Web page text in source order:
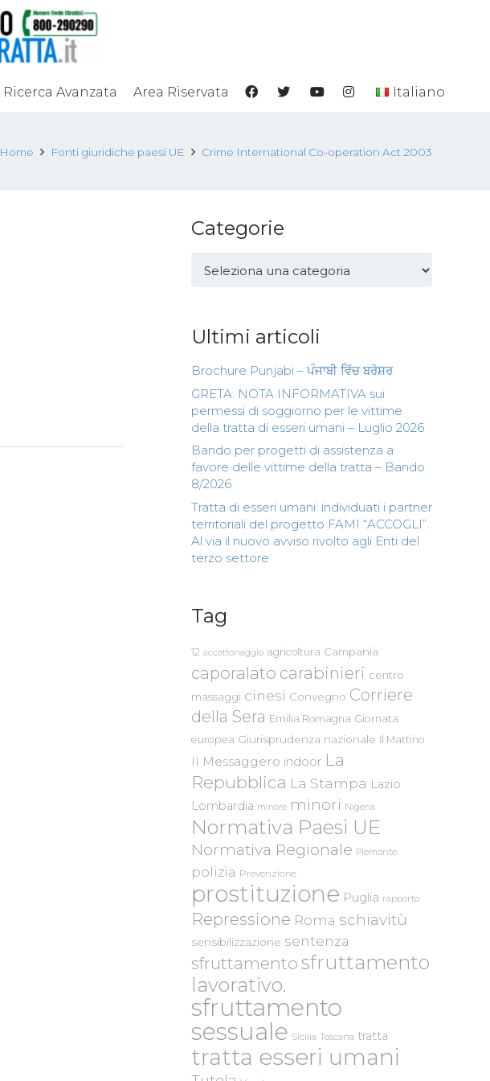
Ricerca Avanzata Area Riservata Italiano
Home Fonti giuridiche paesi UE Crime International Co-operation Act 2003
Categorie
Categorie
Ultimi articoli
Brochure Punjabi – ਪੰਜਾਬੀ ਵਿੱਚ ਬਰੋਸ਼ਰ
GRETA: NOTA INFORMATIVA sui
permessi di soggiorno per le vittime
della tratta di esseri umani – Luglio 2026
Bando per progetti di assistenza a
favore delle vittime della tratta – Bando
8/2026
Tratta di esseri umani: individuati i partner
territoriali del progetto FAMI “ACCOGLI”.
Al via il nuovo avviso rivolto agli Enti del
terzo settore
Tag
12 accattonaggio agricoltura Campania
caporalato carabinieri centro
massaggi cinesi Convegno Corriere
della Sera Emilia Romagna Giornata
europea Giurisprudenza nazionale Il Mattino
Il Messaggero indoor La
Repubblica La Stampa Lazio
Lombardia minore minori Nigeria
Normativa Paesi UE
Normativa Regionale Piemonte
polizia Prevenzione
prostituzione Puglia rapporto
Repressione Roma schiavitù
sensibilizzazione sentenza
sfruttamento sfruttamento
lavorativo.
sfruttamento
sessuale Sicilia Toscana tratta
tratta esseri umani